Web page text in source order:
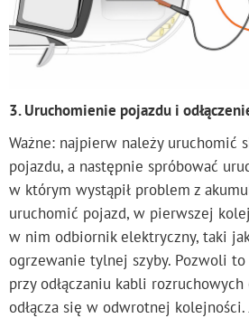
3. Uruchomienie pojazdu i
Ważne: najpierw należy uruchomić
pojazdu, a następnie spróbować
w którym wystąpił problem z
uruchomić pojazd, w pierwszej
w nim odbiornik elektryczny, taki
ogrzewanie tylnej szyby. Pozwoli
przy odłączaniu kabli
odłącza się w odwrotnej kolejności.